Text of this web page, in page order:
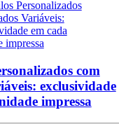
com
exclusividade
impressa